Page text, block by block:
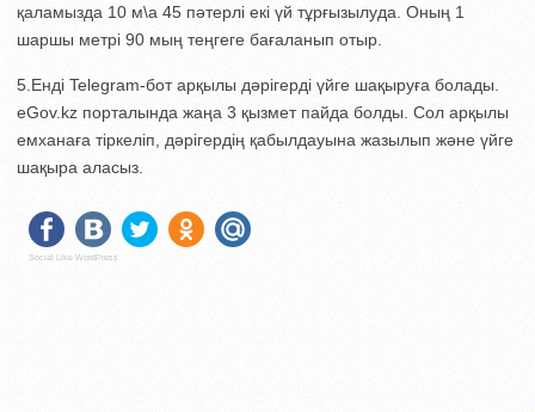
қаламызда 10 м\а 45 пәтерлі екі үй тұрғызылуда. Оның 1
шаршы метрі 90 мың теңгеге бағаланып отыр.
5.Енді Telegram-бот арқылы дәрігерді үйге шақыруға болады.
eGov.kz порталында жаңа 3 қызмет пайда болды. Сол арқылы
емханаға тіркеліп, дәрігердің қабылдауына жазылып және үйге
шақыра аласыз.
Social Like WordPress